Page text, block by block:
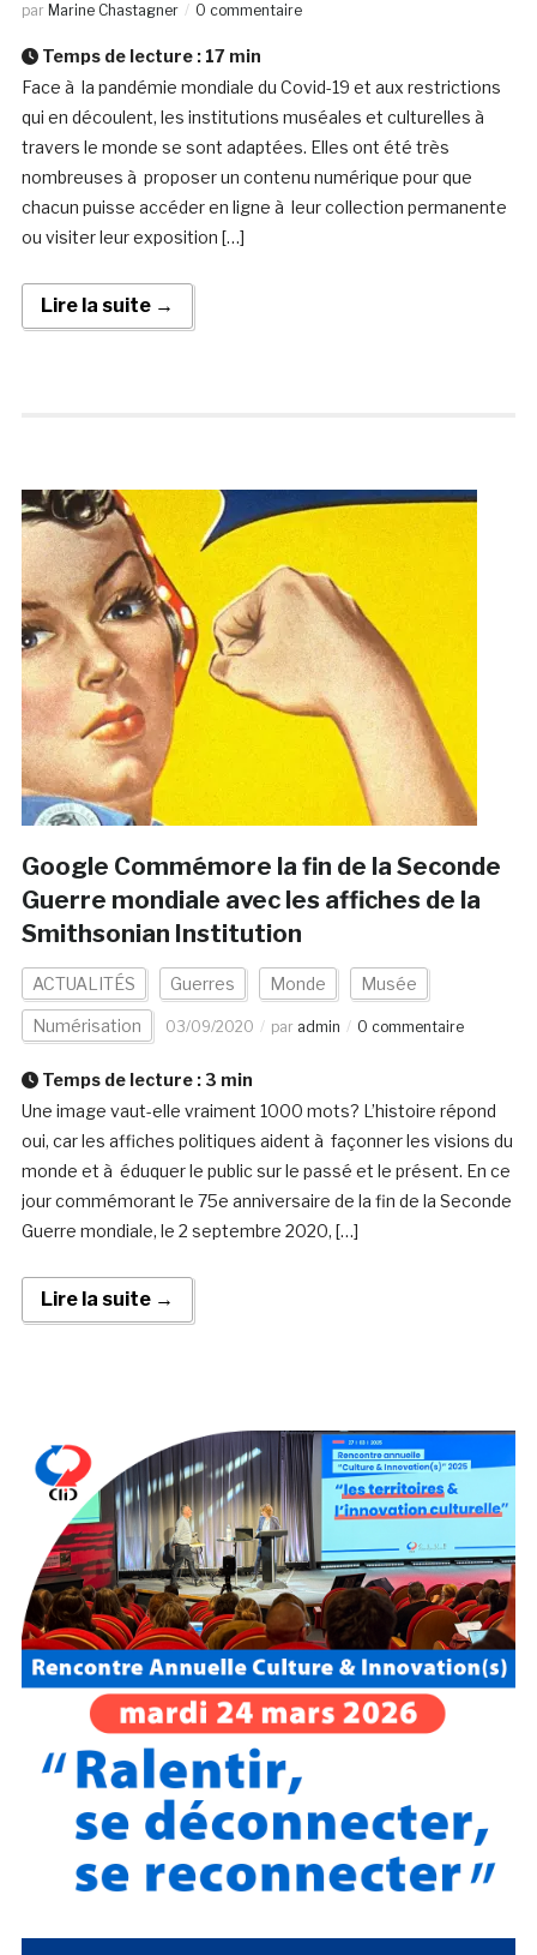
par Marine Chastagner 0 commentaire
Temps de lecture : 17 min
Face à la pandémie mondiale du Covid-19 et aux restrictions
qui en découlent, les institutions muséales et culturelles à
travers le monde se sont adaptées. Elles ont été très
nombreuses à proposer un contenu numérique pour que
chacun puisse accéder en ligne à leur collection permanente
ou visiter leur exposition […]
Lire la suite →
Google Commémore la fin de la Seconde
Guerre mondiale avec les affiches de la
Smithsonian Institution
ACTUALITÉS Guerres Monde Musée
Numérisation 03/09/2020 par admin 0 commentaire
Temps de lecture : 3 min
Une image vaut-elle vraiment 1000 mots? L’histoire répond
oui, car les affiches politiques aident à façonner les visions du
monde et à éduquer le public sur le passé et le présent. En ce
jour commémorant le 75e anniversaire de la fin de la Seconde
Guerre mondiale, le 2 septembre 2020, […]
Lire la suite →